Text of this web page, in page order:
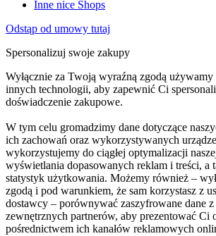
Inne nice Shops
Odstąp od umowy tutaj
Spersonalizuj swoje zakupy
Wyłącznie za Twoją wyraźną zgodą
innych technologii, aby zapewnić Ci
doświadczenie zakupowe.
W tym celu gromadzimy dane dotyczące
ich zachowań oraz wykorzystywanych
wykorzystujemy do ciągłej optymalizacji
wyświetlania dopasowanych reklam i treści, a
statystyk użytkowania. Możemy również –
zgodą i pod warunkiem, że sam korzystasz z
dostawcy – porównywać zaszyfrowane dane
zewnętrznych partnerów, aby prezentować Ci
pośrednictwem ich kanałów reklamowych